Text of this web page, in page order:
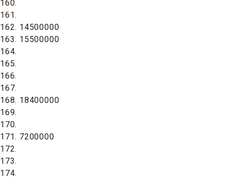
160.
161.
162. 14500000
163. 15500000
164.
165.
166.
167.
168. 18400000
169.
170.
171. 7200000
172.
173.
174.